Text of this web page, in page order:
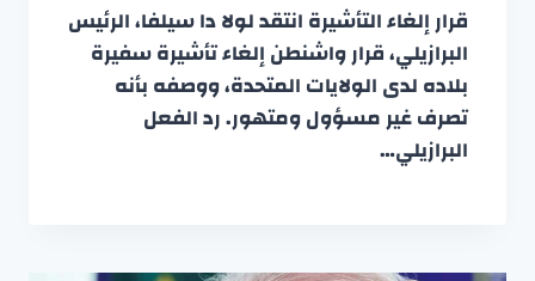
قرار إلغاء التأشيرة انتقد لولا دا سيلفا، الرئيس
البرازيلي، قرار واشنطن إلغاء تأشيرة سفيرة
بلاده لدى الولايات المتحدة، ووصفه بأنه
تصرف غير مسؤول ومتهور. رد الفعل
البرازيلي…